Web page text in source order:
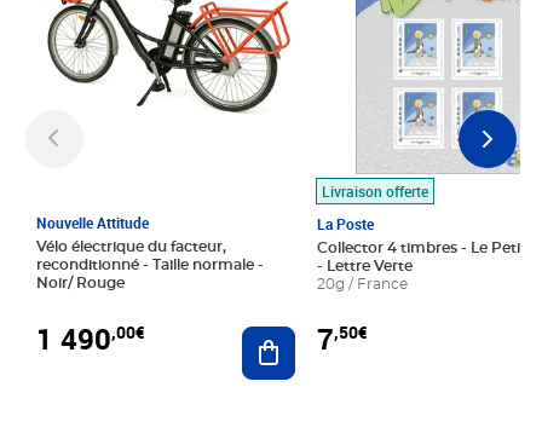
Nouvelle Attitude
Vélo électrique du facteur,
reconditionné - Taille normale -
Noir/ Rouge
1 490,00€ Ajouter au panier
Livraison offerte
La Poste
Collector 4 timbres - Le Petit
- Lettre Verte
20g / France
7,50€